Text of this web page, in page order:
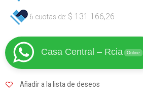
6 cuotas de: $ 131.166,26
Casa Central – Rcia Online
Añadir a la lista de deseos